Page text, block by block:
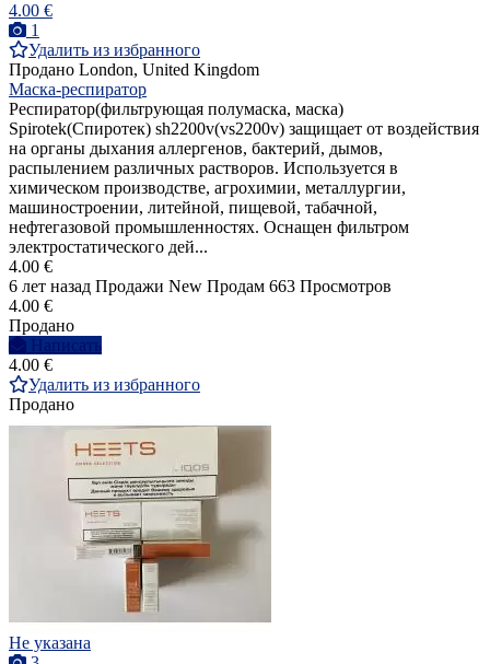
4.00 €
1
Удалить из избранного
Продано London, United Kingdom
Маска-респиратор
Респиратор(фильтрующая полумаска, маска)
Spirotek(Спиротек) sh2200v(vs2200v) защищает от воздействия
на органы дыхания аллергенов, бактерий, дымов,
распылением различных растворов. Используется в
химическом производстве, агрохимии, металлургии,
машиностроении, литейной, пищевой, табачной,
нефтегазовой промышленностях. Оснащен фильтром
электростатического дей...
4.00 €
6 лет назад Продажи New Продам 663 Просмотров
4.00 €
Продано
Написать
4.00 €
Удалить из избранного
Продано
Не указана